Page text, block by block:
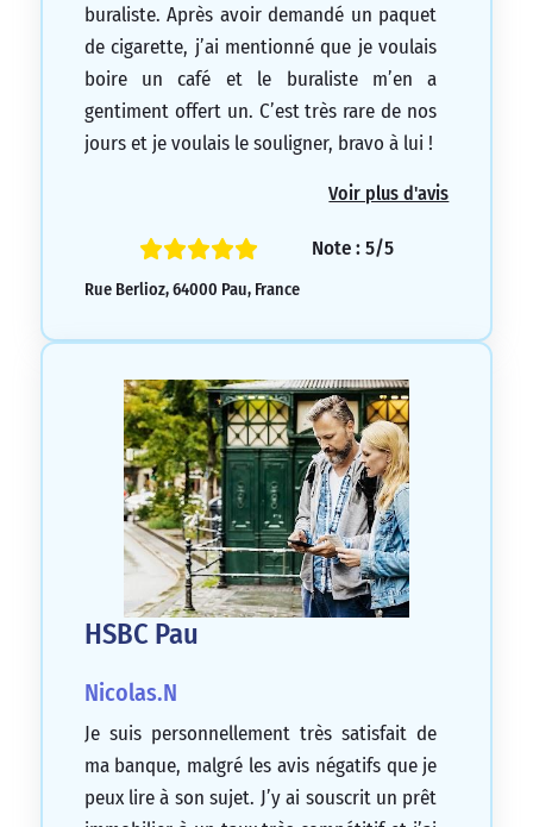
buraliste. Après avoir demandé un paquet
de cigarette, j’ai mentionné que je voulais
boire un café et le buraliste m’en a
gentiment offert un. C’est très rare de nos
jours et je voulais le souligner, bravo à lui !
Voir plus d'avis
Note : 5/5
Rue Berlioz, 64000 Pau, France
HSBC Pau
Nicolas.N
Je suis personnellement très satisfait de
ma banque, malgré les avis négatifs que je
peux lire à son sujet. J’y ai souscrit un prêt